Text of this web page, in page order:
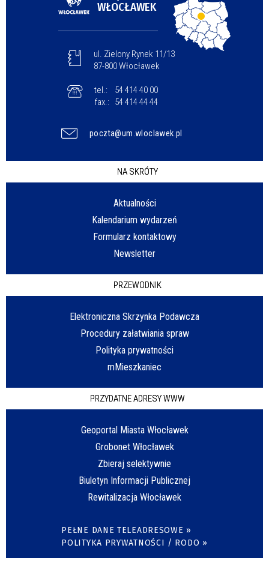
WŁOCŁAWEK
ul. Zielony Rynek 11/13
87-800 Włocławek
tel.:
54 414 40 00
fax.:
54 414 44 44
poczta@um.wloclawek.pl
NA SKRÓTY
Aktualności
Kalendarium wydarzeń
Formularz kontaktowy
Newsletter
PRZEWODNIK
Elektroniczna Skrzynka Podawcza
Procedury załatwiania spraw
Polityka prywatności
mMieszkaniec
PRZYDATNE ADRESY WWW
Geoportal Miasta Włocławek
Grobonet Włocławek
Zbieraj selektywnie
Biuletyn Informacji Publicznej
Rewitalizacja Włocławek
PEŁNE DANE TELEADRESOWE »
POLITYKA PRYWATNOŚCI / RODO »